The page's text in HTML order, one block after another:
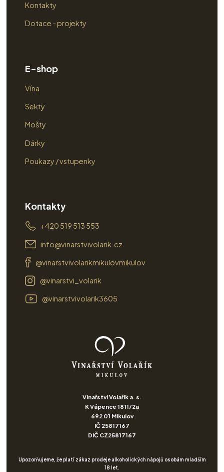
Kontakty
Dotace - projekty
E-shop
Vína
Sekty
Mošty
Dárky
Poukazy / vstupenky
Kontakty
+420 519 513 553
info@vinarstvivolarik.cz
@vinarstvivolarikmikulovmikulov
@vinarstvi_volarik
@vinarstvivolarik3605
Vinařství Volařík a. s.
K Vápence 1811/2a
692 01 Mikulov
IČ 25817167
DIČ CZ25817167
Upozorňujeme, že platí zákaz prodeje alkoholických nápojů osobám mladším
18 let.